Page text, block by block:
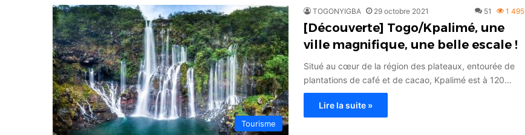
Tourisme
TOGONYIGBA 29 octobre 2021 51 1 495
[Découverte] Togo/Kpalimé, une
ville magnifique, une belle escale !
Situé au cœur de la région des plateaux, entourée de
plantations de café et de cacao, Kpalimé est à 120…
Lire la suite »